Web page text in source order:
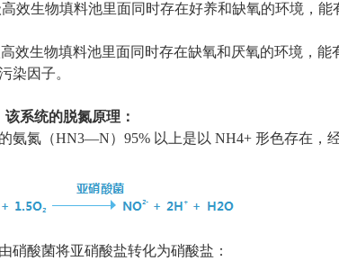
效生物填料池里面同时存在好养和缺氧的环境，
效生物填料池里面同时存在缺氧和厌氧的环境，
染因子。
该系统的脱氮原理：
氨氮（HN3—N）95% 以上是以 NH4+ 形色存在，
硝酸菌将亚硝酸盐转化为硝酸盐：